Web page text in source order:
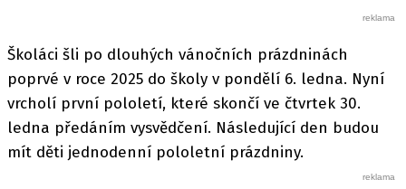
Školáci šli po dlouhých vánočních prázdninách
poprvé v roce 2025 do školy v pondělí 6. ledna. Nyní
vrcholí první pololetí, které skončí ve čtvrtek 30.
ledna předáním vysvědčení. Následující den budou
mít děti jednodenní pololetní prázdniny.